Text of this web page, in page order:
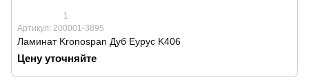
1
Артикул: 200001-3895
Ламинат Kronospan Дуб Еурус K406
Цену уточняйте